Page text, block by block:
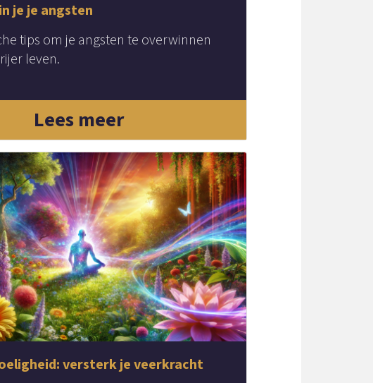
je je angsten
tips om je angsten te overwinnen
leven.
Lees meer
versterk je veerkracht